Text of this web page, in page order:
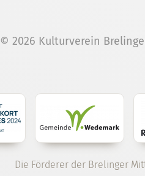
© 2026 Kulturverein
Die Förderer der Brelinger